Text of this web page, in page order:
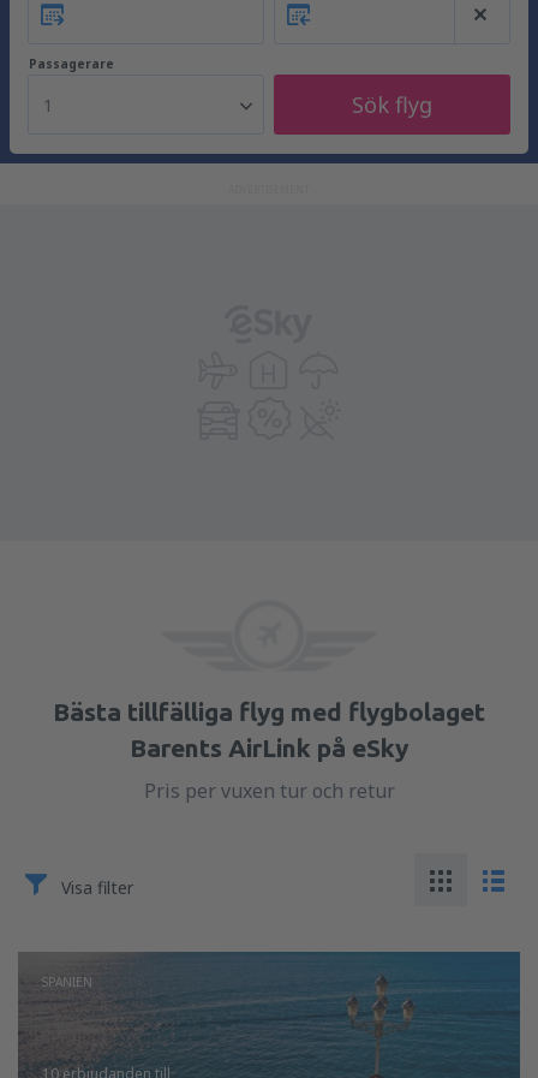
Passagerare
1 Sök flyg
Bästa tillfälliga flyg med flygbolaget
Barents AirLink på eSky
Pris per vuxen tur och retur
Visa filter
SPANIEN